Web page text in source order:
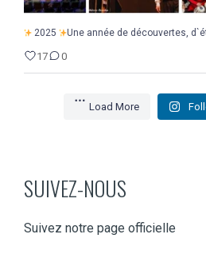
2025 Une année de découvertes,
17 0
Load More
SUIVEZ-NOUS
Suivez notre page officielle